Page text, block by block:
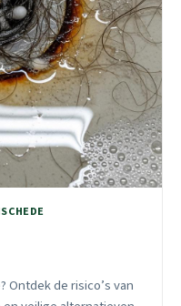
Ontdek de risico’s van